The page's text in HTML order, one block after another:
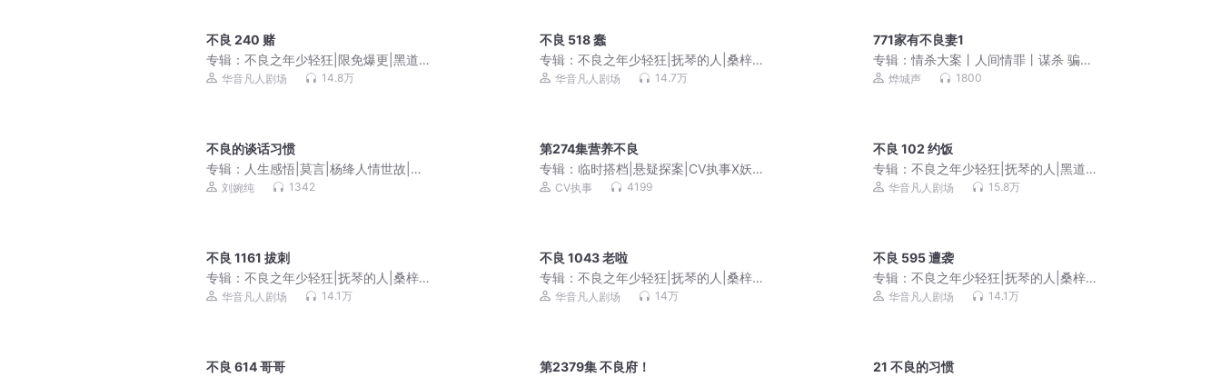
不良 240 赌
专辑： 不良之年少轻狂|限免爆更|黑道榜
前三|多人有声剧
华音凡人剧场 14.8万
不良 518 蠢
专辑：不良之年少轻狂|抚琴的人|桑梓剧
社出品|黑道榜前三
华音凡人剧场 14.7万
771家有不良妻1
专辑：情杀大案丨人间情罪丨谋杀 骗保
伦理 虐恋 凶杀案
烨城声 1800
不良的谈话习惯
专辑： 人生感悟|莫言|杨绛人情世故|一
句顶一万句
刘婉纯 1342
第274集营养不良
专辑：临时搭档|悬疑探案|CV执事X妖
仙|双强|多人有声剧
CV执事 4199
不良 102 约饭
专辑：不良之年少轻狂|抚琴的人|黑道榜
前三|多人有声剧
华音凡人剧场 15.8万
不良 1161 拔刺
专辑： 不良之年少轻狂|抚琴的人|桑梓剧
社出品|黑道榜前三
华音凡人剧场 14.1万
不良 1043 老啦
专辑：不良之年少轻狂|抚琴的人|桑梓剧
社出品|黑道榜前三
华音凡人剧场 14万
不良 595 遭袭
专辑：不良之年少轻狂|抚琴的人|桑梓剧
社出品|黑道榜前三
华音凡人剧场 14.1万
不良 614 哥哥
第2379集 不良府！
21 不良的习惯